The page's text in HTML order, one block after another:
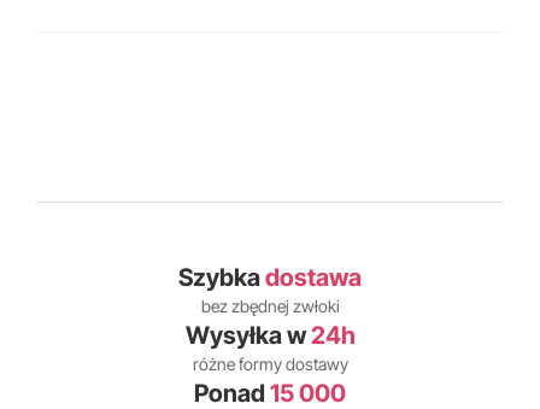
Szybkadostawa
bez zbędnej zwłoki
Wysyłka w24h
różne formy dostawy
Ponad 15 000